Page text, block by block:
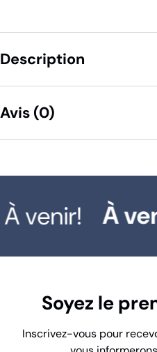
Description
Avis (0)
venir! À
Soyez le
Inscrivez-vous pour